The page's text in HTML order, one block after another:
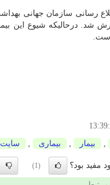
بیمار بیماری سایت
مفید بود؟ (1)